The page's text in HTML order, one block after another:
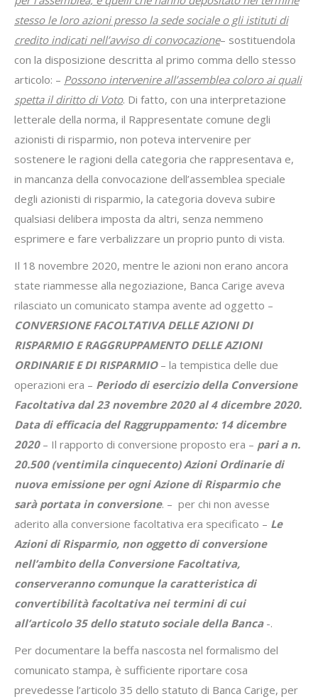
stesso le loro azioni presso la sede sociale o gli istituti di
credito indicati nell’avviso di convocazione– sostituendola
con la disposizione descritta al primo comma dello stesso
articolo: – Possono intervenire all’assemblea coloro ai quali
spetta il diritto di Voto. Di fatto, con una interpretazione
letterale della norma, il Rappresentate comune degli
azionisti di risparmio, non poteva intervenire per
sostenere le ragioni della categoria che rappresentava e,
in mancanza della convocazione dell’assemblea speciale
degli azionisti di risparmio, la categoria doveva subire
qualsiasi delibera imposta da altri, senza nemmeno
esprimere e fare verbalizzare un proprio punto di vista.
Il 18 novembre 2020, mentre le azioni non erano ancora
state riammesse alla negoziazione, Banca Carige aveva
rilasciato un comunicato stampa avente ad oggetto –
CONVERSIONE FACOLTATIVA DELLE AZIONI DI
RISPARMIO E RAGGRUPPAMENTO DELLE AZIONI
ORDINARIE E DI RISPARMIO– la tempistica delle due
operazioni era – Periodo di esercizio della Conversione
Facoltativa dal 23 novembre 2020 al 4 dicembre 2020.
Data di efficacia del Raggruppamento: 14 dicembre
2020– Il rapporto di conversione proposto era – pari a n.
20.500 (ventimila cinquecento) Azioni Ordinarie di
nuova emissione per ogni Azione di Risparmio che
sarà portata in conversione. – per chi non avesse
aderito alla conversione facoltativa era specificato – Le
Azioni di Risparmio, non oggetto di conversione
nell’ambito della Conversione Facoltativa,
conserveranno comunque la caratteristica di
convertibilità facoltativa nei termini di cui
all’articolo 35 dello statuto sociale della Banca-.
Per documentare la beffa nascosta nel formalismo del
comunicato stampa, è sufficiente riportare cosa
prevedesse l’articolo 35 dello statuto di Banca Carige, per